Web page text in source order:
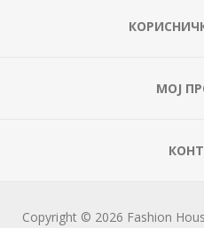
МОЈ
Copyright © 2026 Fashion